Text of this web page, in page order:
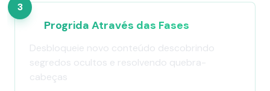
3
Progrida Através das Fases
Desbloqueie novo conteúdo descobrindo
segredos ocultos e resolvendo quebra-
cabeças